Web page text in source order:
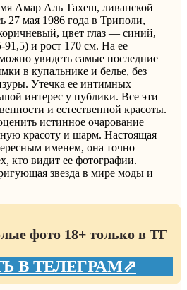
Амар Аль Тахеш, ливанской
27 мая 1986 года в Триполи,
цвет глаз — синий,
и рост 170 см. На ее
увидеть самые последние
в купальнике и белье, без
Утечка ее интимных
интерес у публики. Все эти
и естественной красоты.
истинное очарование
красоту и шарм. Настоящая
именем, она точно
кто видит ее фотографии.
звезда в мире моды и
фото 18+ только в ТГ
В ТЕЛЕГРАМ⇗